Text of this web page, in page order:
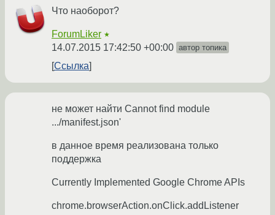
Что наоборот?
ForumLiker ★
14.07.2015 17:42:50 +00:00 автор топика
Ссылка
не может найти Cannot find module
.../manifest.json'
в данное время реализована только
поддержка
Currently Implemented Google Chrome APIs
chrome.browserAction.onClick.addListener